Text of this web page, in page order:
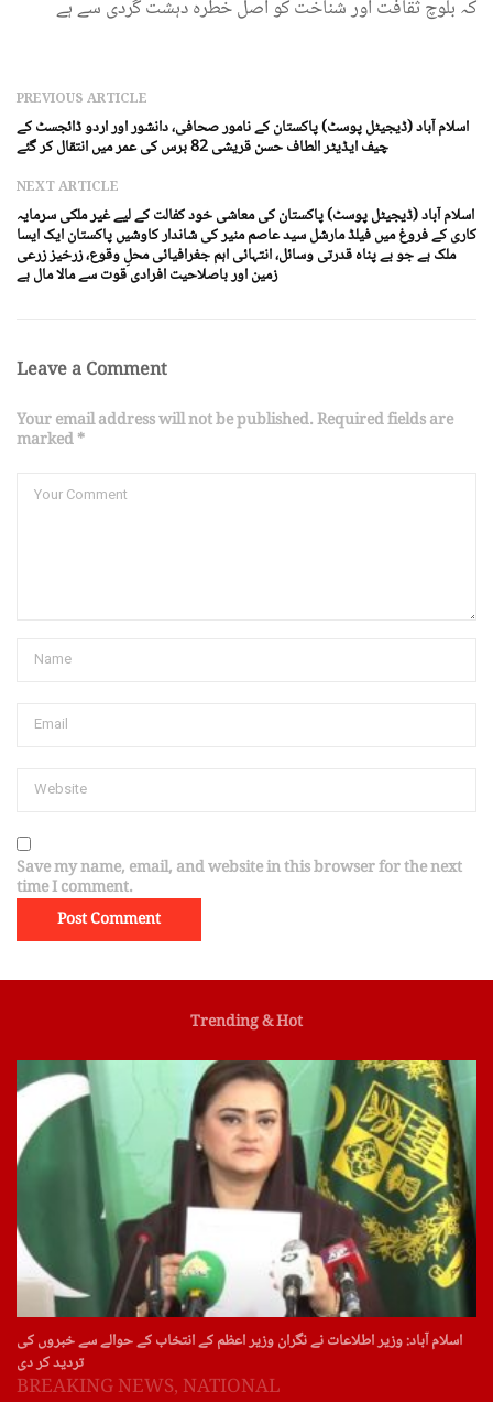
کہ بلوچ ثقافت اور شناخت کو اصل خطرہ دہشت گردی سے ہے
PREVIOUS ARTICLE
اسلام آباد (ڈیجیٹل پوسٹ) پاکستان کے نامور صحافی، دانشور اور اردو ڈائجسٹ کے
چیف ایڈیٹر الطاف حسن قریشی 82 برس کی عمر میں انتقال کر گئے
NEXT ARTICLE
اسلام آباد (ڈیجیٹل پوسٹ) پاکستان کی معاشی خود کفالت کے لیے غیر ملکی سرمایہ
کاری کے فروغ میں فیلڈ مارشل سید عاصم منیر کی شاندار کاوشیں پاکستان ایک ایسا
ملک ہے جو بے پناہ قدرتی وسائل، انتہائی اہم جغرافیائی محلِ وقوع، زرخیز زرعی
زمین اور باصلاحیت افرادی قوت سے مالا مال ہے
Leave a Comment
Your email address will not be published. Required fields are
marked *
Save my name, email, and website in this browser for the next
time I comment.
Trending & Hot
اسلام آباد: وزیر اطلاعات نے نگران وزیر اعظم کے انتخاب کے حوالے سے خبروں کی
تردید کر دی
BREAKING NEWS, NATIONAL